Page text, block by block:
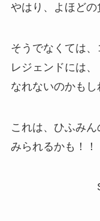
やはり、よほどの
そうでなくては
レジェンドには、
なれないのかもし
これは、ひふみ
みられるかも！！